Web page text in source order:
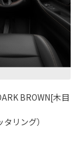
BROWN[木目
リング）